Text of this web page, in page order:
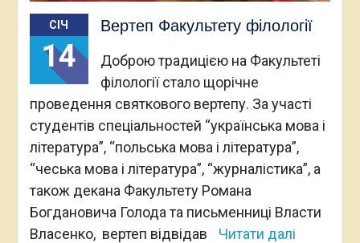
СІЧ
14
Вертеп Факультету філології
Доброю традицією на Факультеті
філології стало щорічне
проведення святкового вертепу. За участі
студентів спеціальностей “українська мова і
література”, “польська мова і література”,
“чеська мова і література”, “журналістика”, а
також декана Факультету Романа
Богдановича Голода та письменниці Власти
Власенко, вертеп відвідав
Читати далі